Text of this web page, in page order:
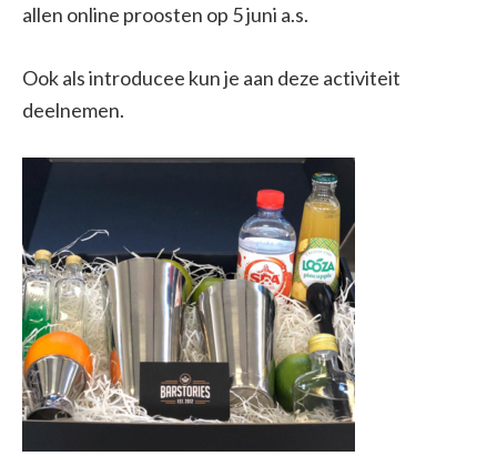
allen online proosten op 5 juni a.s.
Ook als introducee kun je aan deze activiteit
deelnemen.